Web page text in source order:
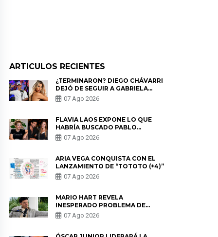
ARTICULOS RECIENTES
¿TERMINARON? DIEGO CHÁVARRI
DEJÓ DE SEGUIR A GABRIELA
HERRERA Y ANUNCIA SU SALIDA
DE PÓDCAST
07 Ago 2026
FLAVIA LAOS EXPONE LO QUE
HABRÍA BUSCADO PABLO
HEREDIA CON ALE FULLER: “UNA
DE LAS PARTES QUERÍA EL
07 Ago 2026
ARIA VEGA CONQUISTA CON EL
LANZAMIENTO DE “TOTOTO (+4)”
07 Ago 2026
MARIO HART REVELA
INESPERADO PROBLEMA DE
SALUD ANTES DE SEPARARSE DE
KORINA: “ME ENCONTRARON UN
07 Ago 2026